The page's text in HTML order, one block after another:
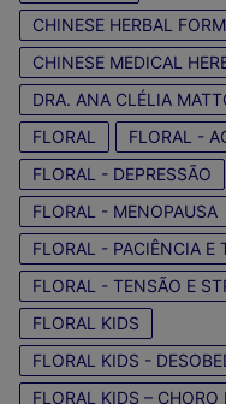
CHINESE HERBAL
CHINESE MEDICAL
DRA. ANA CLÉLIA
FLORAL
FLORAL -
FLORAL - DEPRESSÃO
FLORAL - MENOPAUSA
FLORAL - PACIÊNCIA E
FLORAL - TENSÃO E
FLORAL KIDS
FLORAL KIDS -
FLORAL KIDS – CHORO